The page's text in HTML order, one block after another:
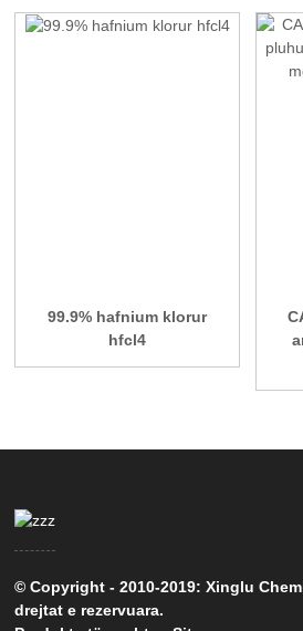
99.9% hafnium klorur
hfcl4
© Copyright - 2010-2019: Xinglu
drejtat e rezervuara.